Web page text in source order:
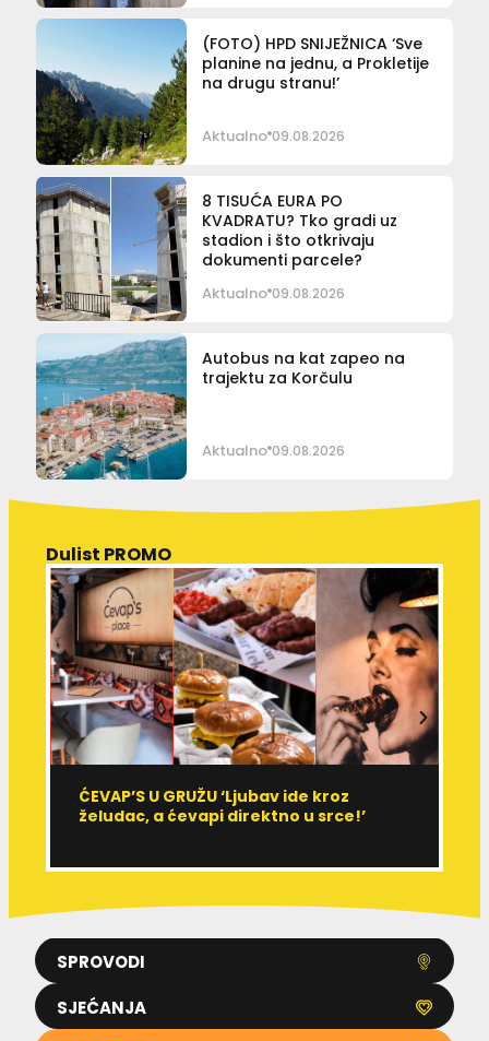
(FOTO) HPD SNIJEŽNICA ‘Sve
planine na jednu, a Prokletije
na drugu stranu!’
Aktualno 09.08.2026
8 TISUĆA EURA PO
KVADRATU? Tko gradi uz
stadion i što otkrivaju
dokumenti parcele?
Aktualno 09.08.2026
Autobus na kat zapeo na
trajektu za Korčulu
Aktualno 09.08.2026
SPROVODI
SJEĆANJA
Dulist PROMO
ĆEVAP’S U GRUŽU ‘Ljubav ide kroz
želudac, a ćevapi direktno u srce!’